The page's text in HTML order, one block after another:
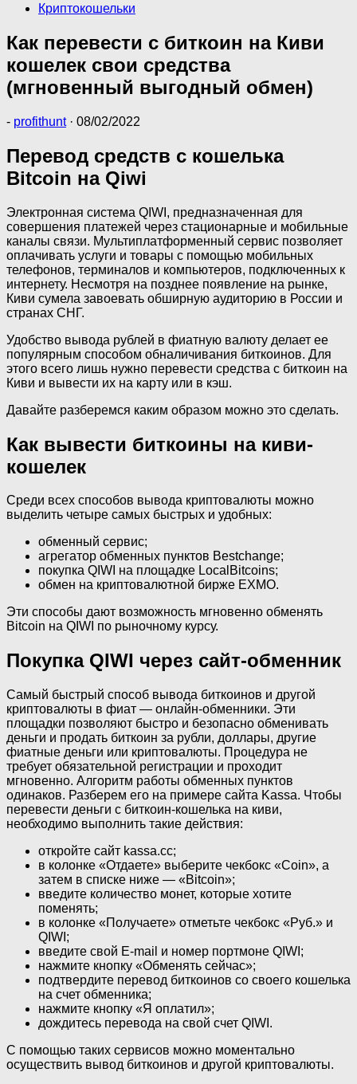
Криптокошельки
Как перевести с биткоин на Киви
кошелек свои средства
(мгновенный выгодный обмен)
- profithunt · 08/02/2022
Перевод средств с кошелька
Bitcoin на Qiwi
Электронная система QIWI, предназначенная для
совершения платежей через стационарные и мобильные
каналы связи. Мультиплатформенный сервис позволяет
оплачивать услуги и товары с помощью мобильных
телефонов, терминалов и компьютеров, подключенных к
интернету. Несмотря на позднее появление на рынке,
Киви сумела завоевать обширную аудиторию в России и
странах СНГ.
Удобство вывода рублей в фиатную валюту делает ее
популярным способом обналичивания биткоинов. Для
этого всего лишь нужно перевести средства с биткоин на
Киви и вывести их на карту или в кэш.
Давайте разберемся каким образом можно это сделать.
Как вывести биткоины на киви-
кошелек
Среди всех способов вывода криптовалюты можно
выделить четыре самых быстрых и удобных:
обменный сервис;
агрегатор обменных пунктов Bestchange;
покупка QIWI на площадке LocalBitcoins;
обмен на криптовалютной бирже EXMO.
Эти способы дают возможность мгновенно обменять
Bitcoin на QIWI по рыночному курсу.
Покупка QIWI через сайт-обменник
Самый быстрый способ вывода биткоинов и другой
криптовалюты в фиат — онлайн-обменники. Эти
площадки позволяют быстро и безопасно обменивать
деньги и продать биткоин за рубли, доллары, другие
фиатные деньги или криптовалюты. Процедура не
требует обязательной регистрации и проходит
мгновенно. Алгоритм работы обменных пунктов
одинаков. Разберем его на примере сайта Kassa. Чтобы
перевести деньги с биткоин-кошелька на киви,
необходимо выполнить такие действия:
откройте сайт kassa.cc;
в колонке «Отдаете» выберите чекбокс «Coin», а
затем в списке ниже — «Bitcoin»;
введите количество монет, которые хотите
поменять;
в колонке «Получаете» отметьте чекбокс «Руб.» и
QIWI;
введите свой E-mail и номер портмоне QIWI;
нажмите кнопку «Обменять сейчас»;
подтвердите перевод биткоинов со своего кошелька
на счет обменника;
нажмите кнопку «Я оплатил»;
дождитесь перевода на свой счет QIWI.
С помощью таких сервисов можно моментально
осуществить вывод биткоинов и другой криптовалюты.